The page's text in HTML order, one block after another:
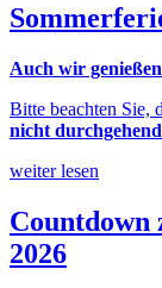
Auch wir
Bitte beachten Sie,
nicht
weiter lesen
2026